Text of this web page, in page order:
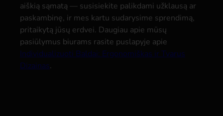
aiškią sąmatą — susisiekite palikdami užklausą ar
paskambinę, ir mes kartu sudarysime sprendimą,
pritaikytą jūsų erdvei. Daugiau apie mūsų
pasiūlymus biurams rasite puslapyje apie
Individualizuoti Baldai: Ergonomiškas ir Tvarus
Dizainas.